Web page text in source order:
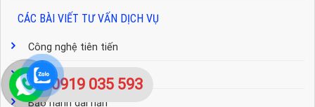
CÁC BÀI VIẾT TƯ VẤN DỊCH VỤ
Công nghệ tiên tiến
Dịch vụ chu đáo
Bảo hành dài hạn
0919 035 593